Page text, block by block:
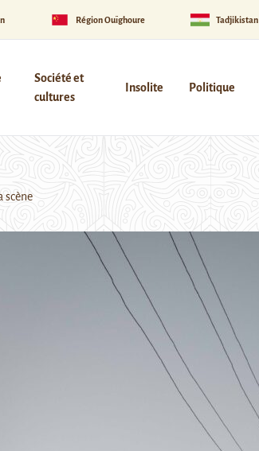
Région Ouïghoure Tadjikistan
Société et
cultures
Insolite Politique
scène